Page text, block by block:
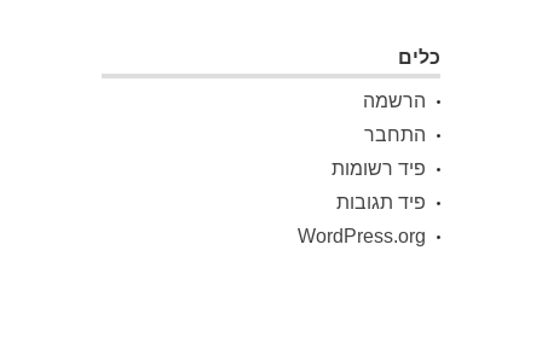
כלים
הרשמה
התחבר
פיד רשומות
פיד תגובות
WordPress.org